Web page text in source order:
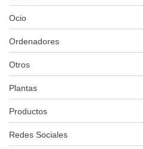
Ocio
Ordenadores
Otros
Plantas
Productos
Redes Sociales